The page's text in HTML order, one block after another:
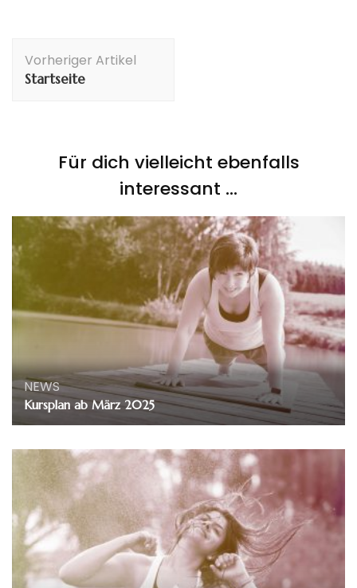
Vorheriger Artikel
Startseite
Für dich vielleicht ebenfalls
interessant …
NEWS
Kursplan ab März 2025